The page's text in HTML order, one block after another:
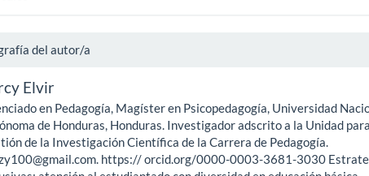
del autor/a
Elvir
en Pedagogía, Magíster en Psicopedagogía, Universidad
de Honduras, Honduras. Investigador adscrito a la Unidad
de la Investigación Científica de la Carrera de Pedagogía.
https:// orcid.org/0000-0003-3681-3030